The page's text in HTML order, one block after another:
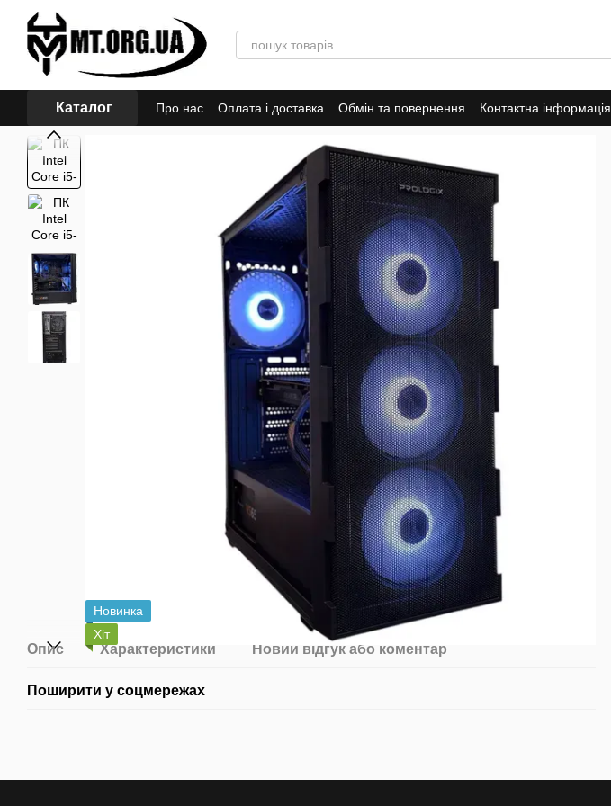
Перейти до основного контенту
Каталог Про нас Оплата і доставка Обмін та повернення Контактна інформація
Новинка
Хіт
Опис Характеристики Новий відгук або коментар
Поширити у соцмережах